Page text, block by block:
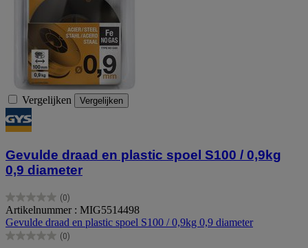
Vergelijken Vergelijken
Gevulde draad en plastic spoel S100 / 0,9kg
0,9 diameter
(0)
0.0
van
de
5
Artikelnummer : MIG5514498
Gevulde draad en plastic spoel S100 / 0,9kg 0,9 diameter
(0)
0.0